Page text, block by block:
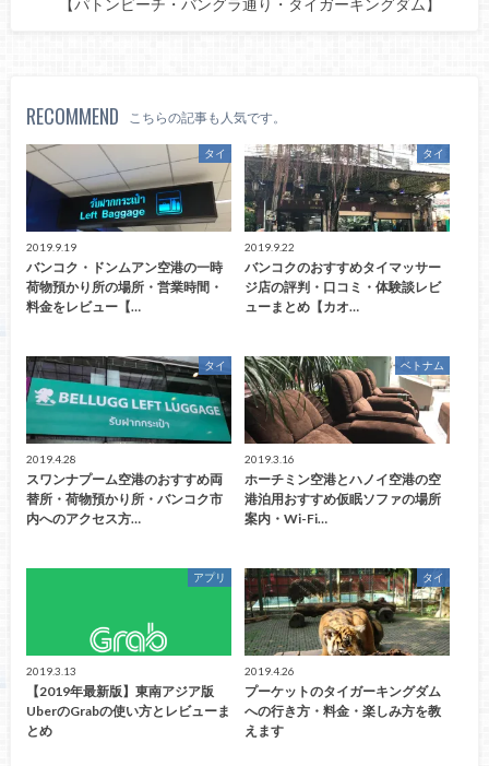
【パトンビーチ・バングラ通り・タイガーキングダム】
RECOMMEND こちらの記事も人気です。
タイ
2019.9.19
バンコク・ドンムアン空港の一時
荷物預かり所の場所・営業時間・
料金をレビュー【…
タイ
2019.9.22
バンコクのおすすめタイマッサー
ジ店の評判・口コミ・体験談レビ
ューまとめ【カオ…
タイ
2019.4.28
スワンナプーム空港のおすすめ両
替所・荷物預かり所・バンコク市
内へのアクセス方…
ベトナム
2019.3.16
ホーチミン空港とハノイ空港の空
港泊用おすすめ仮眠ソファの場所
案内・Wi-Fi…
アプリ
2019.3.13
【2019年最新版】東南アジア版
UberのGrabの使い方とレビューま
とめ
タイ
2019.4.26
プーケットのタイガーキングダム
への行き方・料金・楽しみ方を教
えます